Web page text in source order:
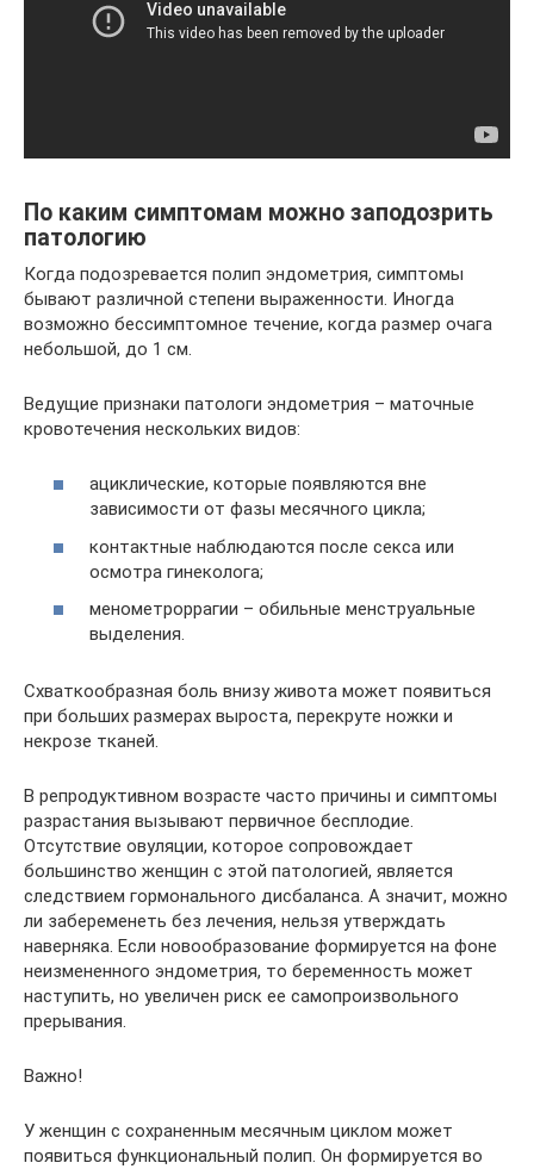
По каким симптомам можно заподозрить
патологию
Когда подозревается полип эндометрия, симптомы
бывают различной степени выраженности. Иногда
возможно бессимптомное течение, когда размер очага
небольшой, до 1 см.
Ведущие признаки патологи эндометрия – маточные
кровотечения нескольких видов:
ациклические, которые появляются вне
зависимости от фазы месячного цикла;
контактные наблюдаются после секса или
осмотра гинеколога;
менометроррагии – обильные менструальные
выделения.
Схваткообразная боль внизу живота может появиться
при больших размерах выроста, перекруте ножки и
некрозе тканей.
В репродуктивном возрасте часто причины и симптомы
разрастания вызывают первичное бесплодие.
Отсутствие овуляции, которое сопровождает
большинство женщин с этой патологией, является
следствием гормонального дисбаланса. А значит, можно
ли забеременеть без лечения, нельзя утверждать
наверняка. Если новообразование формируется на фоне
неизмененного эндометрия, то беременность может
наступить, но увеличен риск ее самопроизвольного
прерывания.
Важно!
У женщин с сохраненным месячным циклом может
появиться функциональный полип. Он формируется во